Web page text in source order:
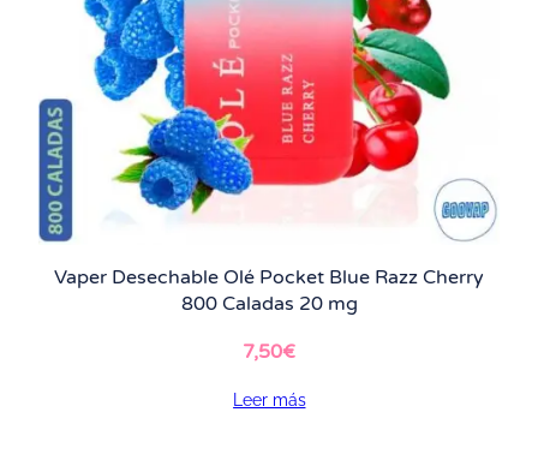
Vaper Desechable Olé Pocket Blue Razz Cherry
800 Caladas 20 mg
7,50€
Leer más